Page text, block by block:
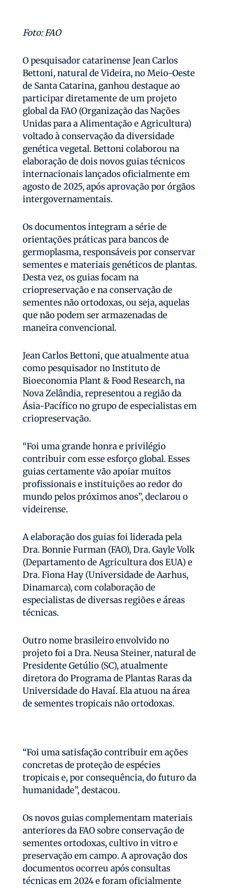
Foto: FAO
O pesquisador catarinense Jean Carlos
Bettoni, natural de Videira, no Meio-Oeste
de Santa Catarina, ganhou destaque ao
participar diretamente de um projeto
global da FAO (Organização das Nações
Unidas para a Alimentação e Agricultura)
voltado à conservação da diversidade
genética vegetal. Bettoni colaborou na
elaboração de dois novos guias técnicos
internacionais lançados oficialmente em
agosto de 2025, após aprovação por órgãos
intergovernamentais.
Os documentos integram a série de
orientações práticas para bancos de
germoplasma, responsáveis por conservar
sementes e materiais genéticos de plantas.
Desta vez, os guias focam na
criopreservação e na conservação de
sementes não ortodoxas, ou seja, aquelas
que não podem ser armazenadas de
maneira convencional.
Jean Carlos Bettoni, que atualmente atua
como pesquisador no Instituto de
Bioeconomia Plant & Food Research, na
Nova Zelândia, representou a região da
Ásia-Pacífico no grupo de especialistas em
criopreservação.
“Foi uma grande honra e privilégio
contribuir com esse esforço global. Esses
guias certamente vão apoiar muitos
profissionais e instituições ao redor do
mundo pelos próximos anos”, declarou o
videirense.
A elaboração dos guias foi liderada pela
Dra. Bonnie Furman (FAO), Dra. Gayle Volk
(Departamento de Agricultura dos EUA) e
Dra. Fiona Hay (Universidade de Aarhus,
Dinamarca), com colaboração de
especialistas de diversas regiões e áreas
técnicas.
Outro nome brasileiro envolvido no
projeto foi a Dra. Neusa Steiner, natural de
Presidente Getúlio (SC), atualmente
diretora do Programa de Plantas Raras da
Universidade do Havaí. Ela atuou na área
de sementes tropicais não ortodoxas.
“Foi uma satisfação contribuir em ações
concretas de proteção de espécies
tropicais e, por consequência, do futuro da
humanidade”, destacou.
Os novos guias complementam materiais
anteriores da FAO sobre conservação de
sementes ortodoxas, cultivo in vitro e
preservação em campo. A aprovação dos
documentos ocorreu após consultas
técnicas em 2024 e foram oficialmente